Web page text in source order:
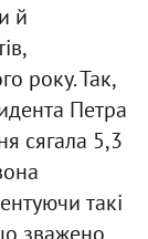
й
року. Так,
Петра
сягала 5,3
такі
зважено